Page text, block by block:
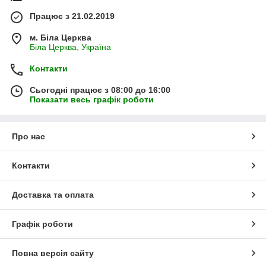
Працює з 21.02.2019
м. Біла Церква
Біла Церква, Україна
Контакти
Сьогодні працює з 08:00 до 16:00
Показати весь графік роботи
Про нас
Контакти
Доставка та оплата
Графік роботи
Повна версія сайту